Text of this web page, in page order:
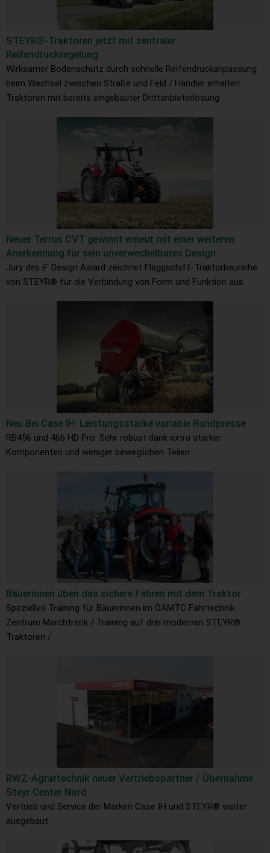
STEYR®-Traktoren jetzt mit zentraler
Reifendruckregelung
Wirksamer Bodenschutz durch schnelle Reifendruckanpassung
beim Wechsel zwischen Straße und Feld / Händler erhalten
Traktoren mit bereits eingebauter Drittanbieterlösung
Neuer Terrus CVT gewinnt erneut mit einer weiteren
Anerkennung für sein unverwechelbares Design
Jury des iF Design Award zeichnet Flaggschiff-Traktorbaureihe
von STEYR® für die Verbindung von Form und Funktion aus
Neu Bei Case IH: Leistungsstarke variable Rundpresse
RB456 und 466 HD Pro: Sehr robust dank extra starker
Komponenten und weniger beweglichen Teilen
Bäuerinnen üben das sichere Fahren mit dem Traktor
Spezielles Training für Bäuerinnen im ÖAMTC Fahrtechnik
Zentrum Marchtrenk / Training auf drei modernen STEYR®
Traktoren /
RWZ-Agrartechnik neuer Vertriebspartner / Übernahme
Steyr Center Nord
Vertrieb und Service der Marken Case IH und STEYR® weiter
ausgebaut